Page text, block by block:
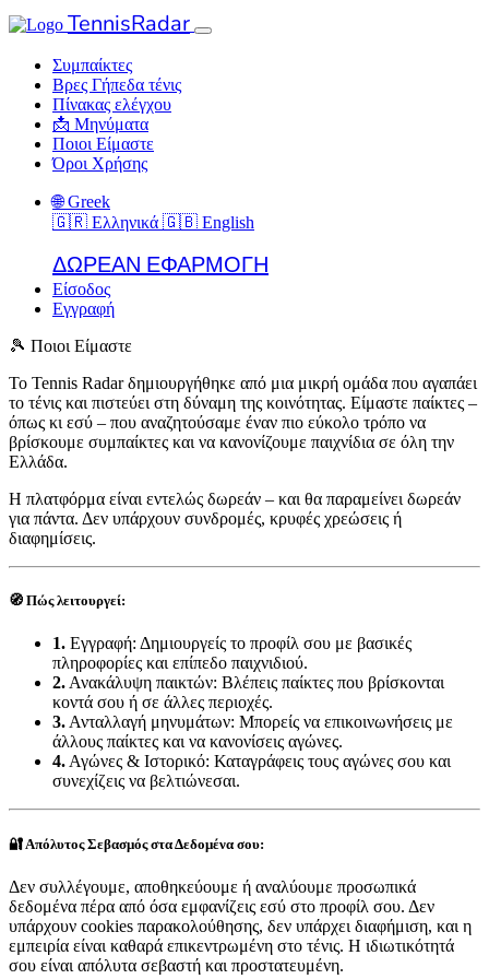
TennisRadar
Συμπαίκτες
Βρες Γήπεδα τένις
Πίνακας ελέγχου
📩 Μηνύματα
Ποιοι Είμαστε
Όροι Χρήσης
🌐 Greek
🇬🇷 Ελληνικά 🇬🇧 English
ΔΩΡΕΑΝ ΕΦΑΡΜΟΓΗ
Είσοδος
Εγγραφή
🎾 Ποιοι Είμαστε
Το Tennis Radar δημιουργήθηκε από μια μικρή ομάδα που αγαπάει
το τένις και πιστεύει στη δύναμη της κοινότητας. Είμαστε παίκτες –
όπως κι εσύ – που αναζητούσαμε έναν πιο εύκολο τρόπο να
βρίσκουμε συμπαίκτες και να κανονίζουμε παιχνίδια σε όλη την
Ελλάδα.
Η πλατφόρμα είναι εντελώς δωρεάν – και θα παραμείνει δωρεάν
για πάντα. Δεν υπάρχουν συνδρομές, κρυφές χρεώσεις ή
διαφημίσεις.
🧭 Πώς λειτουργεί:
1. Εγγραφή: Δημιουργείς το προφίλ σου με βασικές
πληροφορίες και επίπεδο παιχνιδιού.
2. Ανακάλυψη παικτών: Βλέπεις παίκτες που βρίσκονται
κοντά σου ή σε άλλες περιοχές.
3. Ανταλλαγή μηνυμάτων: Μπορείς να επικοινωνήσεις με
άλλους παίκτες και να κανονίσεις αγώνες.
4. Αγώνες & Ιστορικό: Καταγράφεις τους αγώνες σου και
συνεχίζεις να βελτιώνεσαι.
🔐 Απόλυτος Σεβασμός στα Δεδομένα σου:
Δεν συλλέγουμε, αποθηκεύουμε ή αναλύουμε προσωπικά
δεδομένα πέρα από όσα εμφανίζεις εσύ στο προφίλ σου. Δεν
υπάρχουν cookies παρακολούθησης, δεν υπάρχει διαφήμιση, και η
εμπειρία είναι καθαρά επικεντρωμένη στο τένις. Η ιδιωτικότητά
σου είναι απόλυτα σεβαστή και προστατευμένη.